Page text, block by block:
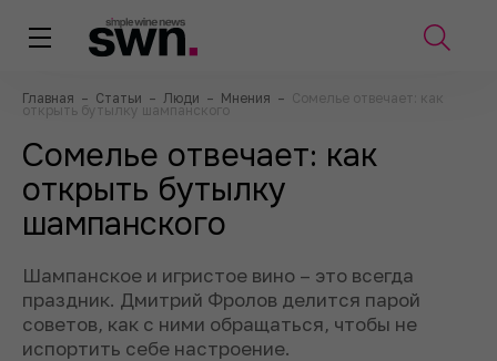
Главная – Статьи – Люди – Мнения – Сомелье отвечает: как
открыть бутылку шампанского
Сомелье отвечает: как
открыть бутылку
шампанского
Шампанское и игристое вино – это всегда
праздник. Дмитрий Фролов делится парой
советов, как с ними обращаться, чтобы не
испортить себе настроение.